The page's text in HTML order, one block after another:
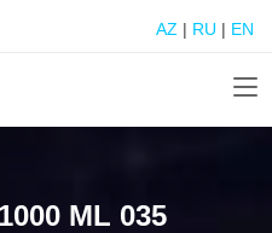
AZ | RU | EN
ML 035